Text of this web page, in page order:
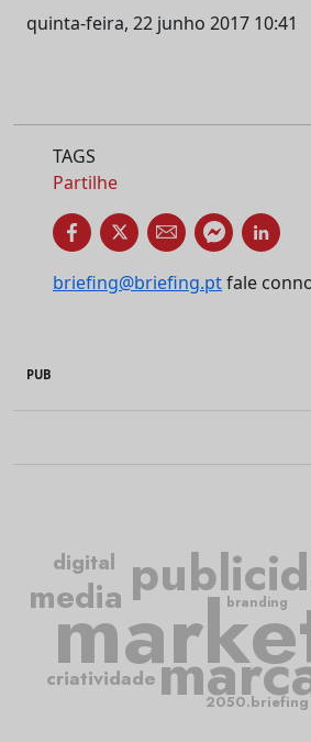
quinta-feira, 22 junho 2017 10:41
TAGS
Partilhe
briefing@briefing.ptfale
PUB
criatividade
media
digital
2050.briefing
branding